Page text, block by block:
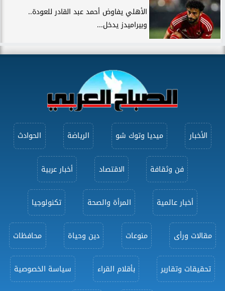
الأهلي يفاوض أحمد عبد القادر للعودة..
وبيراميدز يدخل...
الأخبار ميديا وتوك شو الرياضة الحوادث
فن وثقافة الاقتصاد أخبار عربية
أخبار عالمية المرأة والصحة تكنولوجيا
مقالات ورأى منوعات دين وحياة محافظات
تحقيقات وتقارير بأقلام القراء سياسة الخصوصية